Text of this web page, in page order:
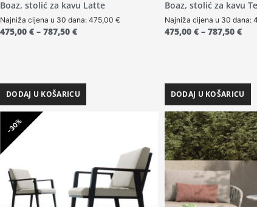
Boaz, stolić za kavu Latte
Najniža cijena u 30 dana: 475,00 €
475,00 € – 787,50 €
DODAJ U KOŠARICU
Boaz, stolić za kavu
Najniža cijena u 30 dana:
475,00 € – 787,50 €
DODAJ U KOŠARICU
-30%